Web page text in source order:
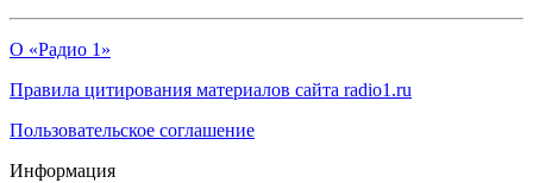
О «Радио 1»
Правила цитирования материалов сайта radio1.ru
Пользовательское соглашение
Информация